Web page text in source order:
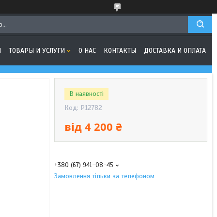
ТОВАРЫ И УСЛУГИ О НАС КОНТАКТЫ ДОСТАВКА И ОПЛАТА
В наявності
Код: P12782
від 4 200 ₴
+380 (67) 941-08-45
Замовлення тільки за телефоном